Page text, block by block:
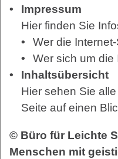
Impressum
Hier finden Sie
Wer die
Wer sich um die
Inhaltsübersicht
Hier sehen Sie
Seite auf einen
© Büro für Leichte
Menschen mit